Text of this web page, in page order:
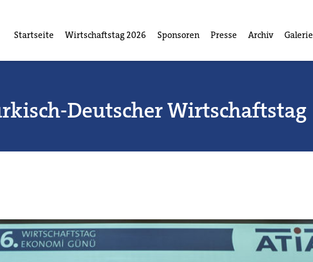
Startseite Wirtschaftstag 2026 Sponsoren Presse Archiv Galerie
Deutscher Wirtschaftstag